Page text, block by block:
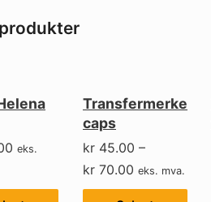
eks.
Transfermerke
caps
kr 45.00 –
kr 70.00 eks. mva.